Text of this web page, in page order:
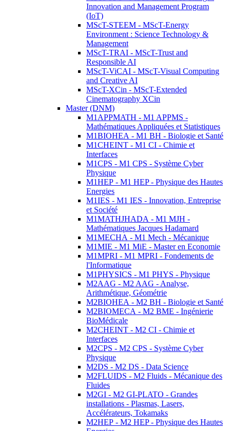
Innovation and Management Program
(IoT)
MScT-STEEM - MScT-Energy
Environment : Science Technology &
Management
MScT-TRAI - MScT-Trust and
Responsible AI
MScT-ViCAI - MScT-Visual Computing
and Creative AI
MScT-XCin - MScT-Extended
Cinematography XCin
Master (DNM)
M1APPMATH - M1 APPMS -
Mathématiques Appliquées et Statistiques
M1BIOHEA - M1 BH - Biologie et Santé
M1CHEINT - M1 CI - Chimie et
Interfaces
M1CPS - M1 CPS - Système Cyber
Physique
M1HEP - M1 HEP - Physique des Hautes
Energies
M1IES - M1 IES - Innovation, Entreprise
et Société
M1MATHJHADA - M1 MJH -
Mathématiques Jacques Hadamard
M1MECHA - M1 Mech - Mécanique
M1MIE - M1 MiE - Master en Economie
M1MPRI - M1 MPRI - Fondements de
l'Informatique
M1PHYSICS - M1 PHYS - Physique
M2AAG - M2 AAG - Analyse,
Arithmétique, Géométrie
M2BIOHEA - M2 BH - Biologie et Santé
M2BIOMECA - M2 BME - Ingénierie
BioMédicale
M2CHEINT - M2 CI - Chimie et
Interfaces
M2CPS - M2 CPS - Système Cyber
Physique
M2DS - M2 DS - Data Science
M2FLUIDS - M2 Fluids - Mécanique des
Fluides
M2GI - M2 GI-PLATO - Grandes
installations - Plasmas, Lasers,
Accélérateurs, Tokamaks
M2HEP - M2 HEP - Physique des Hautes